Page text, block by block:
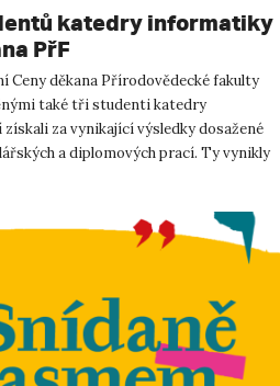
katedry informatiky
PřF
Ceny děkana Přírodovědecké fakulty
také tři studenti katedry
za vynikající výsledky dosažené
a diplomových prací. Ty vynikly